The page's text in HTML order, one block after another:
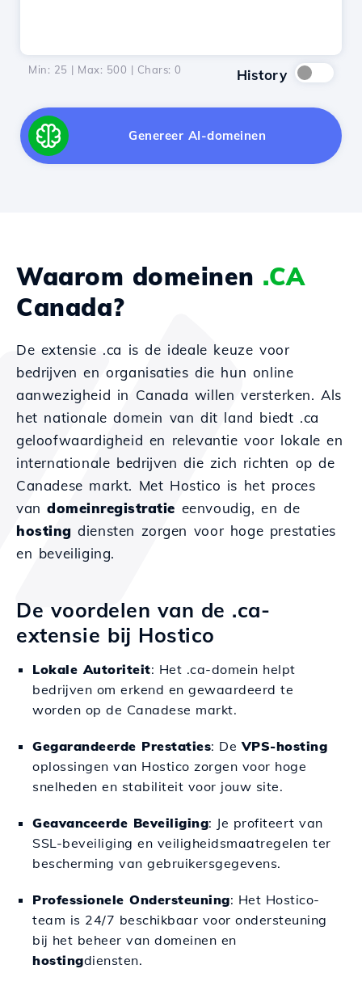
Min: 25 | Max: 500 | Chars: 0 History
Genereer AI-domeinen
Waarom domeinen .CA
Canada?
De extensie .ca is de ideale keuze voor
bedrijven en organisaties die hun online
aanwezigheid in Canada willen versterken. Als
het nationale domein van dit land biedt .ca
geloofwaardigheid en relevantie voor lokale en
internationale bedrijven die zich richten op de
Canadese markt. Met Hostico is het proces
vandomeinregistratie eenvoudig, en de
hosting diensten zorgen voor hoge prestaties
en beveiliging.
De voordelen van de .ca-
extensie bij Hostico
Lokale Autoriteit: Het .ca-domein helpt
bedrijven om erkend en gewaardeerd te
worden op de Canadese markt.
Gegarandeerde Prestaties: DeVPS-hosting
oplossingen van Hostico zorgen voor hoge
snelheden en stabiliteit voor jouw site.
Geavanceerde Beveiliging: Je profiteert van
SSL-beveiliging en veiligheidsmaatregelen ter
bescherming van gebruikersgegevens.
Professionele Ondersteuning: Het Hostico-
team is 24/7 beschikbaar voor ondersteuning
bij het beheer van domeinen en
hostingdiensten.